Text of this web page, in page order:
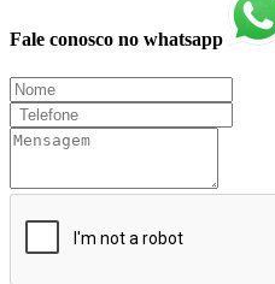
Fale conosco no whatsapp